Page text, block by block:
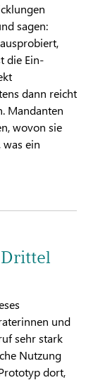
sagen:
die Ein-
dann reicht
Mandanten
wovon sie
ein
und
sehr stark
Nutzung
dort,